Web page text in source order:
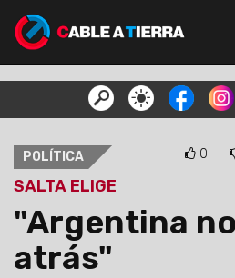
POLÍTICA 0
SALTA ELIGE
"Argentina
atrás"